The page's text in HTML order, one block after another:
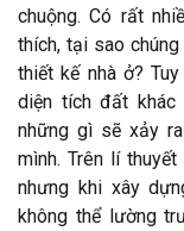
chuộng. Có rất
thích, tại sao
thiết kế nhà ở?
diện tích đất khác
những gì sẽ xảy
mình. Trên lí
nhưng khi xây
không thể lường